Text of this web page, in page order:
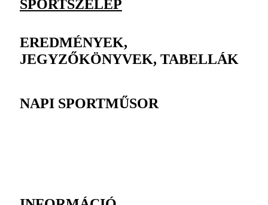
SPORTSZELEP
EREDMÉNYEK,
JEGYZŐKÖNYVEK, TABELLÁK
NAPI SPORTMŰSOR